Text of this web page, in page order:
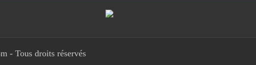
- Tous droits réservés